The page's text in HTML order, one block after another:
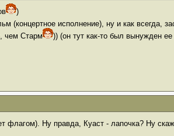
)
(концертное исполнение), ну и как всегда,
чем Стaрм
)) (он тут как-то был вынужден
флагом). Ну правда, Куаст - лапочка? Ну